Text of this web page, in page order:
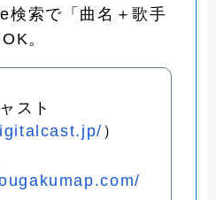
検索で「曲名＋歌手
。
スト
）